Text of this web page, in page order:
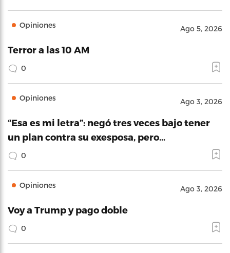
Opiniones Ago 5, 2026
Terror a las 10 AM
0
Opiniones Ago 3, 2026
“Esa es mi letra”: negó tres veces bajo tener
un plan contra su exesposa, pero…
0
Opiniones Ago 3, 2026
Voy a Trump y pago doble
0